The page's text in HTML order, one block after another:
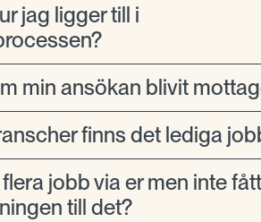
jag ligger till i
min ansökan blivit
finns det lediga
jobb via er men inte
till det?